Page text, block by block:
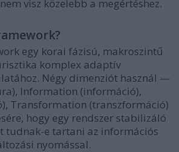
visz közelebb a megértéshez.
egy korai fázisú, makroszintű
komplex adaptív
Négy dimenziót használ —
Information (információ),
Transformation (transzformáció)
hogy egy rendszer stabilizáló
tudnak-e tartani az információs
nyomással.